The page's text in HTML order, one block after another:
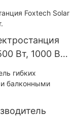
для
Вт, 1000 Вт,